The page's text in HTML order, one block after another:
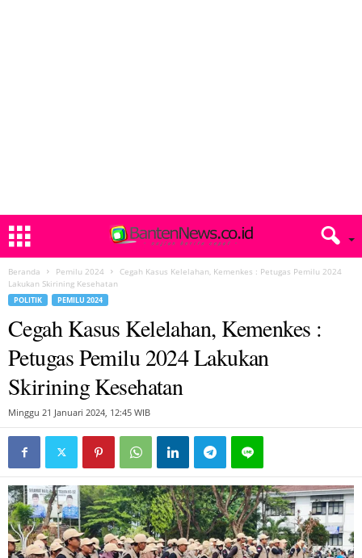
Beranda Pemilu 2024
Cegah Kasus Kelelahan, Kemenkes : Petugas Pemilu 2024
Lakukan Skirining Kesehatan
POLITIK PEMILU 2024
Cegah Kasus Kelelahan, Kemenkes :
Petugas Pemilu 2024 Lakukan
Skirining Kesehatan
Minggu 21 Januari 2024, 12:45 WIB